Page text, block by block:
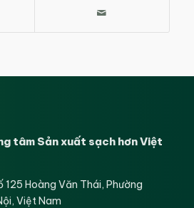
tâm Sản xuất sạch hơn Việt
125 Hoàng Văn Thái, Phường
Việt Nam